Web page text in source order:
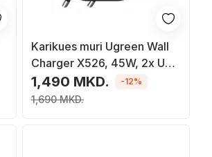
Karikues muri Ugreen Wall
Charger X526, 45W, 2x USB
C GaN, i zi
1,490 MKD.
1,690 MKD.
-12%